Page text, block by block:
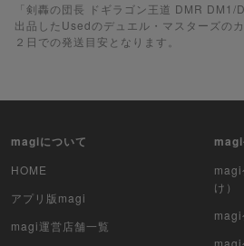
遊戯王ラッシュデュエル
ポケカ（未開封BOX）
遊戯王（未開封パック）
デュエル・マスターズ
「剣轟の団長 ドギラゴン王道 DMR
出品したUsedのデュエル・マスターズの
２日での発送目安となります。
magiについて
HOME
アプリ版magi
magi運営店舗一覧
magi
magi
け）
magi